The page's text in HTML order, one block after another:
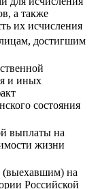
а также
их исчисления
достигшим
и иных
состояния
выплаты на
жизни
на
Российской